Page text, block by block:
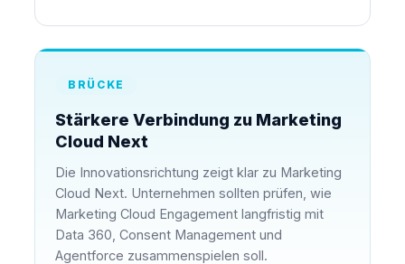
BRÜCKE
Stärkere Verbindung zu Marketing
Cloud Next
Die Innovationsrichtung zeigt klar zu Marketing
Cloud Next. Unternehmen sollten prüfen, wie
Marketing Cloud Engagement langfristig mit
Data 360, Consent Management und
Agentforce zusammenspielen soll.